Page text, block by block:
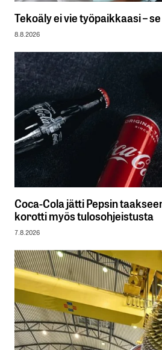
Tekoäly ei vie työpaikkaasi –
8.8.2026
Coca-Cola jätti Pepsin
korotti myös tulosohjeistusta
7.8.2026